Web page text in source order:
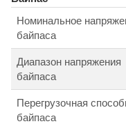
Номинальное
байпаса
Диапазон напряжения
байпаса
Перегрузочная
байпаса